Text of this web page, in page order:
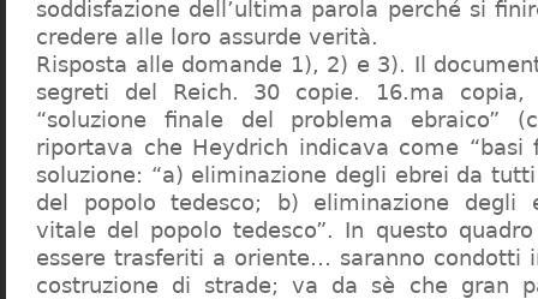
soddisfazione dell’ultima parola perché si
credere alle loro assurde verità.
Risposta alle domande 1), 2) e 3). Il
segreti del Reich. 30 copie. 16.ma copia,
“soluzione finale del problema ebraico”
riportava che Heydrich indicava come “basi
soluzione: “a) eliminazione degli ebrei da
del popolo tedesco; b) eliminazione degli
vitale del popolo tedesco”. In questo
essere trasferiti a oriente… saranno condotti
costruzione di strade; va da sè che gran